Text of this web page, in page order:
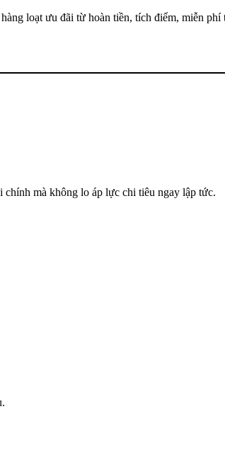
loạt ưu đãi từ hoàn tiền, tích điểm, miễn phí
chính mà không lo áp lực chi tiêu ngay lập tức.